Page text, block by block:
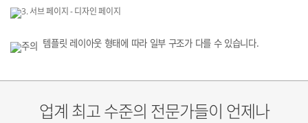
템플릿 레이아웃 형태에 따라 일부 구조가 다를 수 있습니다.
업계 최고 수준의 전문가들이 언제나